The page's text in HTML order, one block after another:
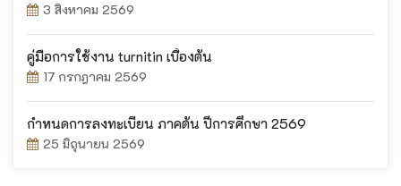
3 สิงหาคม 2569
คู่มือการใช้งาน turnitin เบื้องต้น
17 กรกฎาคม 2569
กำหนดการลงทะเบียน ภาคต้น ปีการศึกษา 2569
25 มิถุนายน 2569